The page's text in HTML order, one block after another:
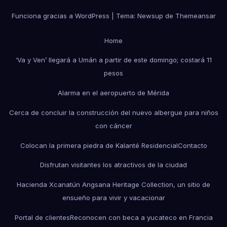
Funciona gracias a WordPress Tema: Newsup de Themeansar
Home
‘Va y Ven’ llegará a Umán a partir de este domingo; costará 11
pesos
Alarma en el aeropuerto de Mérida
Cerca de concluir la construcción del nuevo albergue para niños
con cáncer
Colocan la primera piedra de Kalanté ResidencialContacto
Disfrutan visitantes los atractivos de la ciudad
Hacienda Xcanatún Angsana Heritage Collection, un sitio de
ensueño para vivir y vacacionar
Portal de clientesReconocen con beca a yucateco en Francia